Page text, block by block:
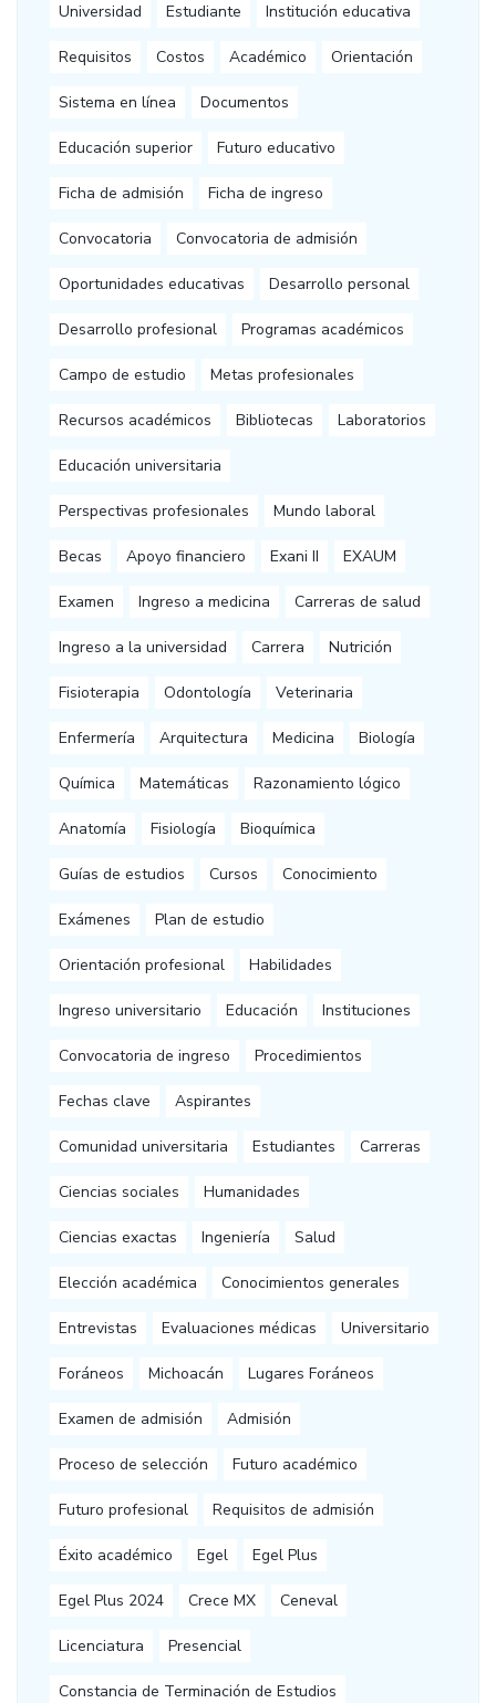
Universidad Estudiante Institución educativa
Requisitos Costos Académico Orientación
Sistema en línea Documentos
Educación superior Futuro educativo
Ficha de admisión Ficha de ingreso
Convocatoria Convocatoria de admisión
Oportunidades educativas Desarrollo personal
Desarrollo profesional Programas académicos
Campo de estudio Metas profesionales
Recursos académicos Bibliotecas Laboratorios
Educación universitaria
Perspectivas profesionales Mundo laboral
Becas Apoyo financiero Exani II EXAUM
Examen Ingreso a medicina Carreras de salud
Ingreso a la universidad Carrera Nutrición
Fisioterapia Odontología Veterinaria
Enfermería Arquitectura Medicina Biología
Química Matemáticas Razonamiento lógico
Anatomía Fisiología Bioquímica
Guías de estudios Cursos Conocimiento
Exámenes Plan de estudio
Orientación profesional Habilidades
Ingreso universitario Educación Instituciones
Convocatoria de ingreso Procedimientos
Fechas clave Aspirantes
Comunidad universitaria Estudiantes Carreras
Ciencias sociales Humanidades
Ciencias exactas Ingeniería Salud
Elección académica Conocimientos generales
Entrevistas Evaluaciones médicas Universitario
Foráneos Michoacán Lugares Foráneos
Examen de admisión Admisión
Proceso de selección Futuro académico
Futuro profesional Requisitos de admisión
Éxito académico Egel Egel Plus
Egel Plus 2024 Crece MX Ceneval
Licenciatura Presencial
Constancia de Terminación de Estudios